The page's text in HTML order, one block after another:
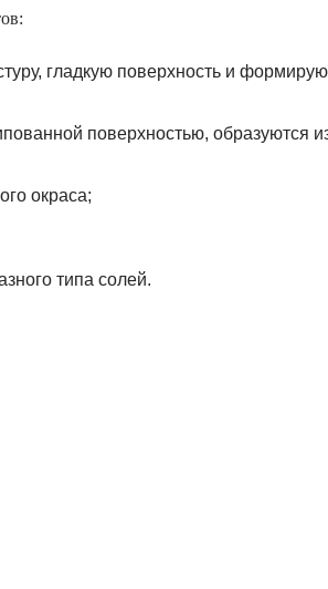
гладкую поверхность и
поверхностью, образуются
окраса;
типа солей.